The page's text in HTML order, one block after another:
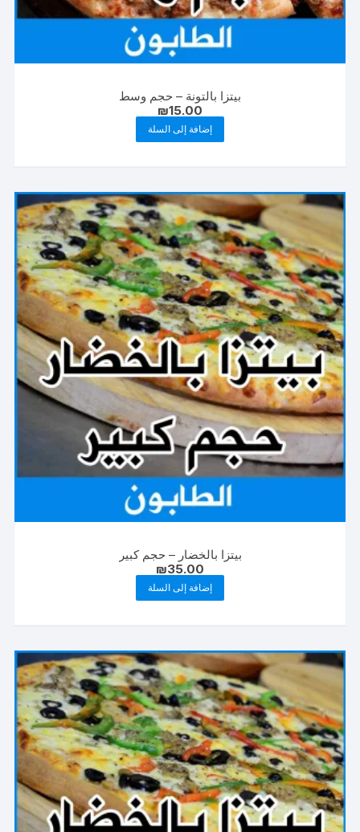
بيتزا بالتونة – حجم وسط
₪15.00
إضافة إلى السلة
بيتزا بالخضار – حجم كبير
₪35.00
إضافة إلى السلة